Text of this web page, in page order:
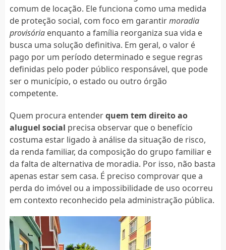
comum de locação. Ele funciona como uma medida
de proteção social, com foco em garantirmoradia
provisóriaenquanto a família reorganiza sua vida e
busca uma solução definitiva. Em geral, o valor é
pago por um período determinado e segue regras
definidas pelo poder público responsável, que pode
ser o município, o estado ou outro órgão
competente.
Quem procura entenderquem tem direito ao
aluguel social precisa observar que o benefício
costuma estar ligado à análise da situação de risco,
da renda familiar, da composição do grupo familiar e
da falta de alternativa de moradia. Por isso, não basta
apenas estar sem casa. É preciso comprovar que a
perda do imóvel ou a impossibilidade de uso ocorreu
em contexto reconhecido pela administração pública.